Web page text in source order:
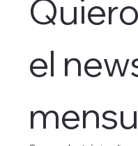
el